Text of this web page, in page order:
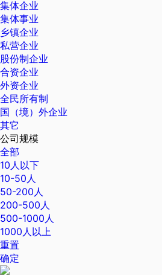
集体企业
集体事业
乡镇企业
私营企业
股份制企业
合资企业
外资企业
全民所有制
国（境）外企业
其它
公司规模
全部
10人以下
10-50人
50-200人
200-500人
500-1000人
1000人以上
重置
确定